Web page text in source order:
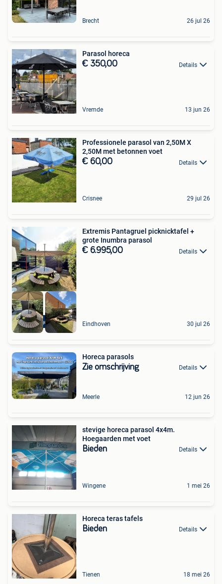
Brecht 26 jul 26
Parasol horeca
€ 350,00 Details
Vremde 13 jun 26
Professionele parasol van 2,50M X
2,50M met betonnen voet
€ 60,00 Details
Crisnee 29 jul 26
High-end Outlet
Extremis Pantagruel picknicktafel +
grote Inumbra parasol
€ 6.995,00 Details
Eindhoven 30 jul 26
Horeca parasols
Zie omschrijving Details
Meerle 12 jun 26
stevige horeca parasol 4x4m.
Hoegaarden met voet
Bieden Details
Wingene 1 mei 26
Horeca teras tafels
Bieden Details
Tienen 18 mei 26